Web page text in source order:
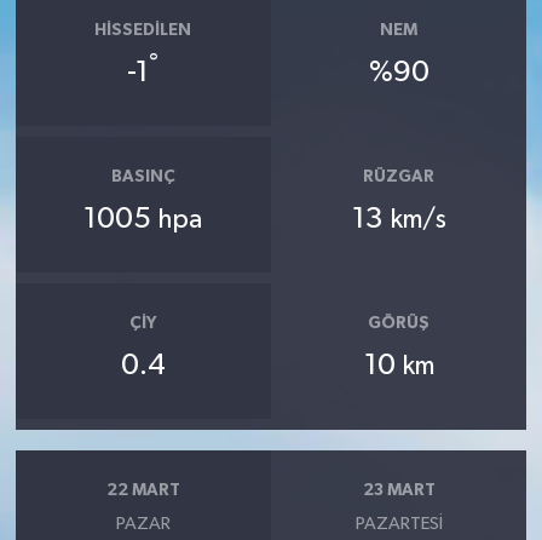
HISSEDILEN
-1 °
NEM
%90
BASINÇ
1005 hpa
RÜZGAR
13 km/s
ÇIY
0.4
GÖRÜŞ
10 km
22 MART
PAZAR
23 MART
PAZARTESI